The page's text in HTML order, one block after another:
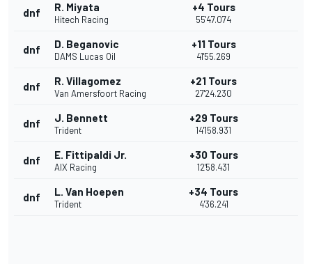
dnf R. Miyata
Hitech Racing
+4 Tours
55'47.074
dnf D. Beganovic
DAMS Lucas Oil
+11 Tours
41'55.269
dnf R. Villagomez
Van Amersfoort Racing
+21 Tours
27'24.230
dnf J. Bennett
Trident
+29 Tours
14'158.931
dnf E. Fittipaldi Jr.
AIX Racing
+30 Tours
12'58.431
dnf L. Van Hoepen
Trident
+34 Tours
4'36.241